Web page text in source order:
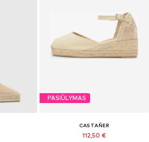
PASIŪLYMAS
CASTAÑER
112,50 €